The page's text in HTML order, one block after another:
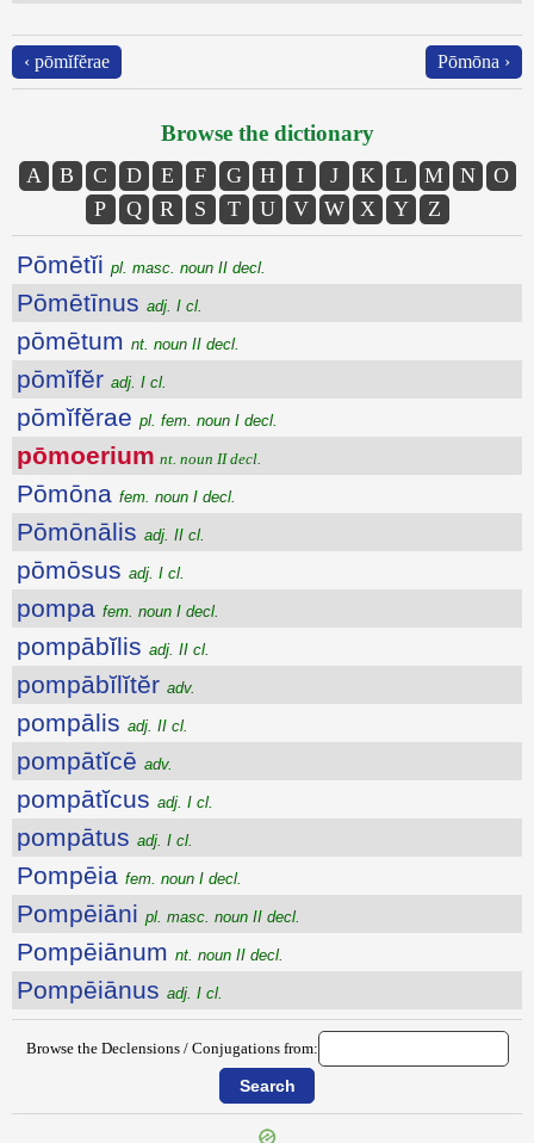
‹ pōmĭfĕrae Pōmōna ›
Browse the dictionary
A B C D E F G H I J K L M N
O
P
Q R S T U V W X Y Z
Pōmētĭi pl. masc. noun II decl.
Pōmētīnus adj. I cl.
pōmētum nt. noun II decl.
pōmĭfĕr adj. I cl.
pōmĭfĕrae pl. fem. noun I decl.
pōmoerium nt. noun II decl.
Pōmōna fem. noun I decl.
Pōmōnālis adj. II cl.
pōmōsus adj. I cl.
pompa fem. noun I decl.
pompābĭlis adj. II cl.
pompābĭlĭtĕr adv.
pompālis adj. II cl.
pompātĭcē adv.
pompātĭcus adj. I cl.
pompātus adj. I cl.
Pompēia fem. noun I decl.
Pompēiāni pl. masc. noun II decl.
Pompēiānum nt. noun II decl.
Pompēiānus adj. I cl.
Browse the Declensions / Conjugations from: